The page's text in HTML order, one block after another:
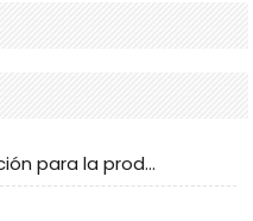
Guía de evaluación y adaptación para la producción en serie de componentes de cables nacionales para CNC Tech